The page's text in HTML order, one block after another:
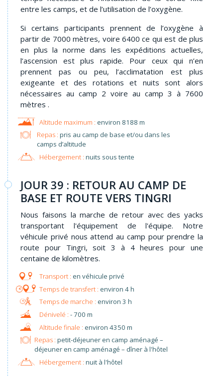
entre les camps, et de l’utilisation de l’oxygène.
Si certains participants prennent de l’oxygène à
partir de 7000 mètres, voire 6400 ce qui est de plus
en plus la norme dans les expéditions actuelles,
l’ascension est plus rapide. Pour ceux qui n’en
prennent pas ou peu, l’acclimatation est plus
exigeante et des rotations et nuits sont alors
nécessaires au camp 2 voire au camp 3 à 7600
mètres .
environ 8188 m
Repas : pris au camp de base et/ou dans les
camps d’altitude​
Hébergement : nuits sous tente
JOUR 39 : RETOUR AU CAMP DE
BASE ET ROUTE VERS TINGRI
Nous faisons la marche de retour avec des yacks
transportant l'équipement de l'équipe. Notre
véhicule privé nous attend au camp pour prendre la
route pour Tingri, soit 3 à 4 heures pour une
centaine de kilomètres.
en véhicule privé
environ 4 h
environ 3 h
- 700 m
environ 4350 m
Repas : petit-déjeuner en camp aménagé –
déjeuner en camp aménagé – dîner à l'hôtel
Hébergement : nuit à l'hôtel